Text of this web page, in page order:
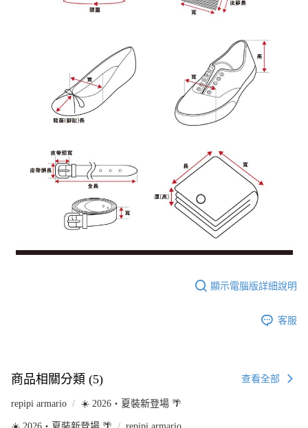
顯示電腦版詳細說明
客服
商品相關分類 (5) 查看全部
repipi armario ☀️ 2026・夏裝新登場 🌴